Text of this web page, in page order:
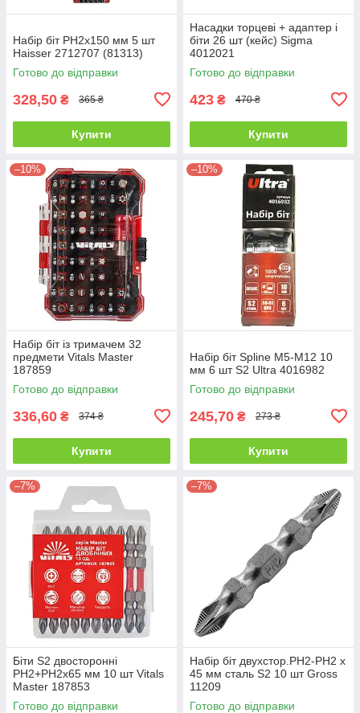
Набір біт PH2х150 мм 5 шт
Haisser 2712707 (81313)
Готово до відправки
328,50 ₴ 365 ₴
Купити
Насадки торцеві + адаптер і
біти 26 шт (кейс) Sigma
4012021
Готово до відправки
423 ₴ 470 ₴
Купити
–10%
Набір біт із тримачем 32
предмети Vitals Master
187859
Готово до відправки
336,60 ₴ 374 ₴
Купити
–10%
Набір біт Spline М5-М12 10
мм 6 шт S2 Ultra 4016982
Готово до відправки
245,70 ₴ 273 ₴
Купити
–7%
Біти S2 двосторонні
PH2+PH2х65 мм 10 шт Vitals
Master 187853
Готово до відправки
–7%
Набір біт двухстор.PH2-PH2 х
45 мм сталь S2 10 шт Gross
11209
Готово до відправки